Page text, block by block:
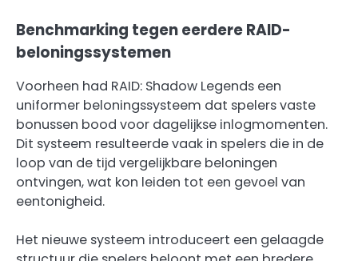
Benchmarking tegen eerdere RAID-
beloningssystemen
Voorheen had RAID: Shadow Legends een
uniformer beloningssysteem dat spelers vaste
bonussen bood voor dagelijkse inlogmomenten.
Dit systeem resulteerde vaak in spelers die in de
loop van de tijd vergelijkbare beloningen
ontvingen, wat kon leiden tot een gevoel van
eentonigheid.
Het nieuwe systeem introduceert een gelaagde